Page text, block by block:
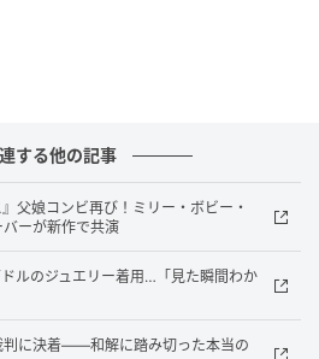
年7月4日に結婚。リアリティ
知られる個性豊かな一家は、
きた。オジーが亡くなってか
日を、シャロンとケリーはと
断と闘病を経験したシャロンは
する他の記事
父娘コンビ再び！ミリー・ボビー・
ーが新作で共演
ルのジュエリー着用…「見た瞬間わか
判に決着——和解に踏み切った本当の